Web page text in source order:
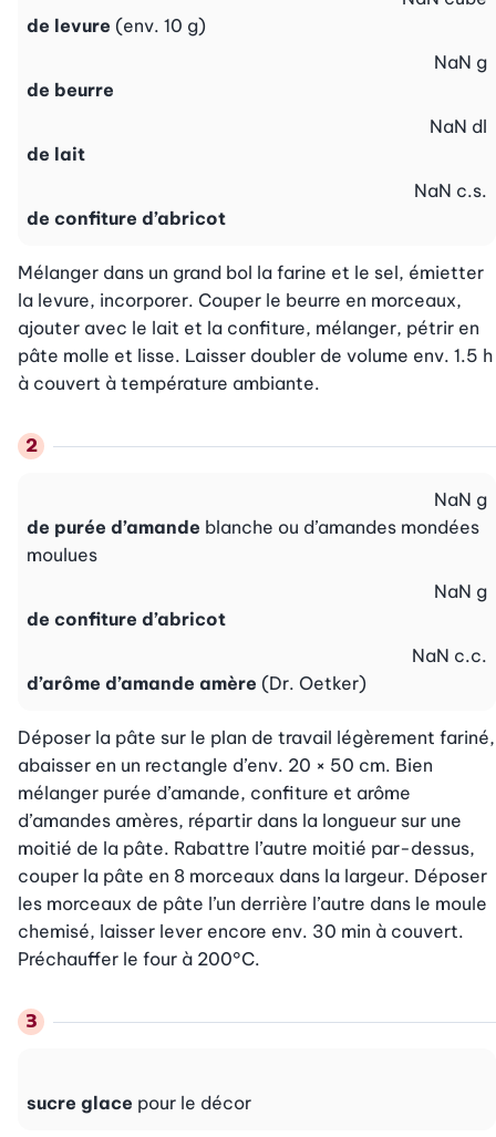
de levure (env. 10 g)
de beurre
NaN g
de lait
NaN dl
de confiture d’abricot
NaN c.s.
Mélanger dans un grand bol la farine et le sel, émietter
la levure, incorporer. Couper le beurre en morceaux,
ajouter avec le lait et la confiture, mélanger, pétrir en
pâte molle et lisse. Laisser doubler de volume env. 1.5 h
à couvert à température ambiante.
de purée d’amande blanche ou d’amandes mondées
moulues
NaN g
de confiture d’abricot
NaN g
d’arôme d’amande amère (Dr. Oetker)
NaN c.c.
Déposer la pâte sur le plan de travail légèrement fariné,
abaisser en un rectangle d’env. 20 × 50 cm. Bien
mélanger purée d’amande, confiture et arôme
d’amandes amères, répartir dans la longueur sur une
moitié de la pâte. Rabattre l’autre moitié par-dessus,
couper la pâte en 8 morceaux dans la largeur. Déposer
les morceaux de pâte l’un derrière l’autre dans le moule
chemisé, laisser lever encore env. 30 min à couvert.
Préchauffer le four à 200°C.
sucre glace pour le décor